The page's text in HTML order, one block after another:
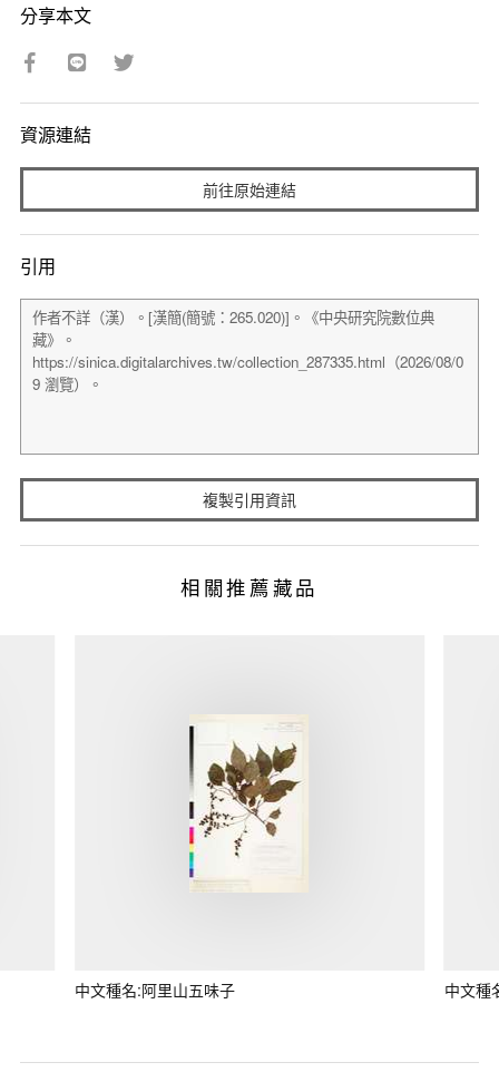
分享本文
資源連結
前往原始連結
引用
複製引用資訊
相關推薦藏品
中文種名:阿里山五味子 中文種